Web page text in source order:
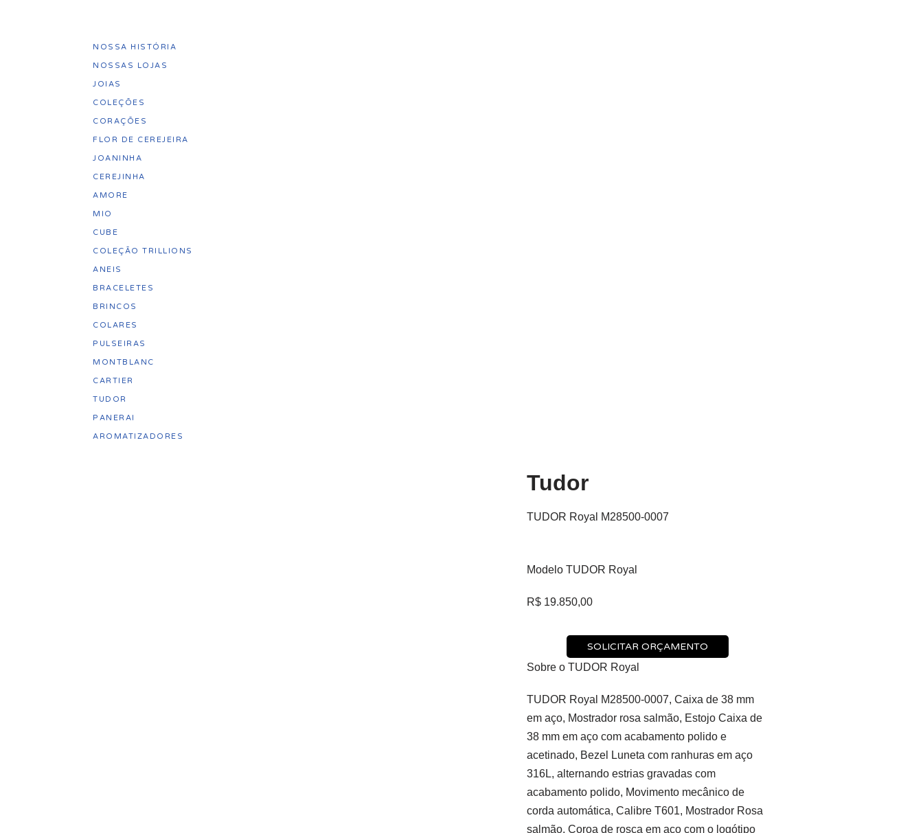
NOSSA HISTÓRIA
NOSSAS LOJAS
JOIAS
COLEÇÕES
CORAÇÕES
FLOR DE CEREJEIRA
JOANINHA
CEREJINHA
AMORE
MIO
CUBE
COLEÇÃO TRILLIONS
ANEIS
BRACELETES
BRINCOS
COLARES
PULSEIRAS
MONTBLANC
CARTIER
TUDOR
PANERAI
AROMATIZADORES
Tudor
TUDOR Royal M28500-0007
Modelo TUDOR Royal
R$19.850,00
SOLICITAR ORÇAMENTO
Sobre o TUDOR Royal
TUDOR Royal M28500-0007, Caixa de 38 mm
em aço, Mostrador rosa salmão, Estojo Caixa de
38 mm em aço com acabamento polido e
acetinado, Bezel Luneta com ranhuras em aço
316L, alternando estrias gravadas com
acabamento polido, Movimento mecânico de
corda automática, Calibre T601, Mostrador Rosa
salmão, Coroa de rosca em aço com o logótipo